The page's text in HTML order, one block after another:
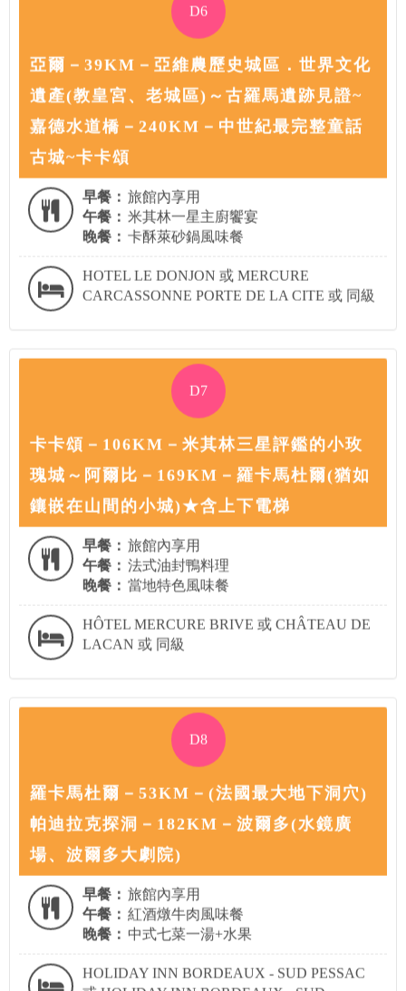
D6
亞爾－39KM－亞維農歷史城區．世界文化
遺產(教皇宮、老城區)～古羅馬遺跡見證~
嘉德水道橋－240KM－中世紀最完整童話
古城~卡卡頌
早餐： 旅館內享用
午餐： 米其林一星主廚饗宴
晚餐： 卡酥萊砂鍋風味餐
HOTEL LE DONJON 或 MERCURE
CARCASSONNE PORTE DE LA CITE 或 同級
D7
卡卡頌－106KM－米其林三星評鑑的小玫
瑰城～阿爾比－169KM－羅卡馬杜爾(猶如
鑲嵌在山間的小城)★含上下電梯
早餐： 旅館內享用
午餐： 法式油封鴨料理
晚餐： 當地特色風味餐
HÔTEL MERCURE BRIVE 或 CHÂTEAU DE
LACAN 或 同級
D8
羅卡馬杜爾－53KM－(法國最大地下洞穴)
帕迪拉克探洞－182KM－波爾多(水鏡廣
場、波爾多大劇院)
早餐： 旅館內享用
午餐： 紅酒燉牛肉風味餐
晚餐： 中式七菜一湯+水果
HOLIDAY INN BORDEAUX - SUD PESSAC